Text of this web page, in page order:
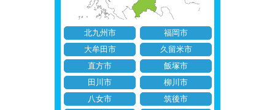
北九州市
福岡市
大牟田市
久留米市
直方市
飯塚市
田川市
柳川市
八女市
筑後市